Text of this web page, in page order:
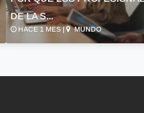
DE LA S...
HACE 1 MES | MUNDO